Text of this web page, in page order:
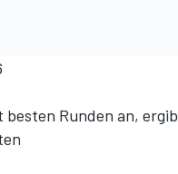
Runden an,